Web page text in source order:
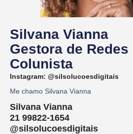
Silvana Vianna
Gestora de
Colunista
Instagram: @silsolucoesdigitais
Me chamo Silvana Vianna
Silvana Vianna
21 99822-1654
@silsolucoesdigitais